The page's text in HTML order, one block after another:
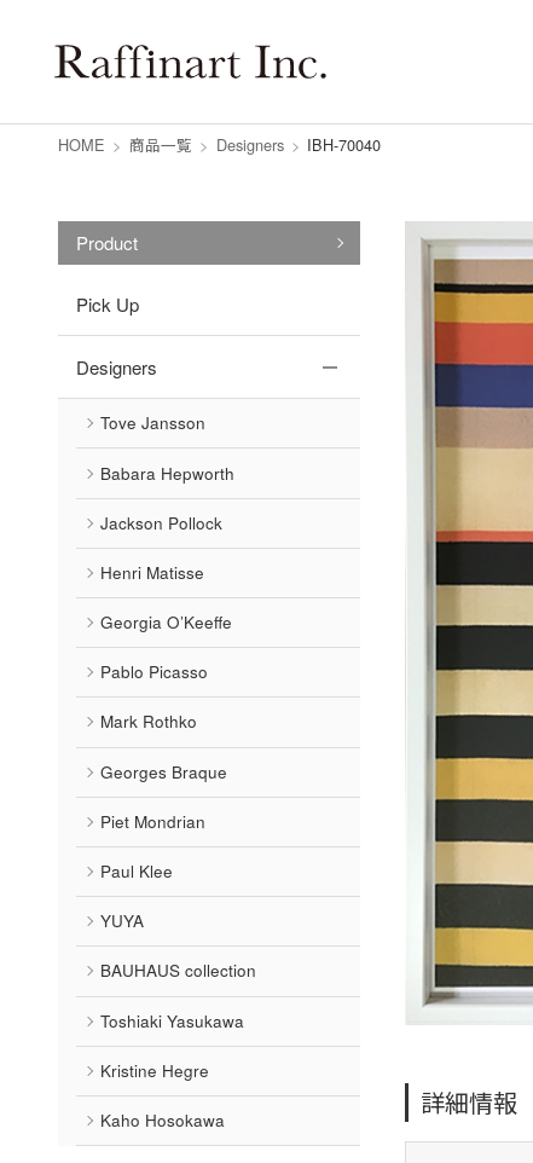
HOME > 商品一覧 > Designers > IBH-70040
Product
Pick Up
Designers
Tove Jansson
Babara Hepworth
Jackson Pollock
Henri Matisse
Georgia O’Keeffe
Pablo Picasso
Mark Rothko
Georges Braque
Piet Mondrian
Paul Klee
YUYA
BAUHAUS collection
Toshiaki Yasukawa
Kristine Hegre
Kaho Hosokawa
詳細情報